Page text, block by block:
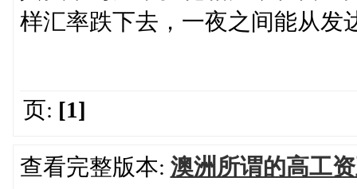
样汇率跌下去，一夜之间能从发
页: [1]
查看完整版本: 澳洲所谓的高工